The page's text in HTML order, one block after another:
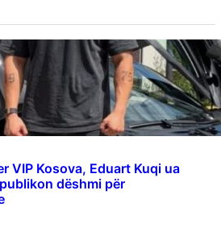
VIP Kosova, Eduart Kuqi ua
dëshmi për